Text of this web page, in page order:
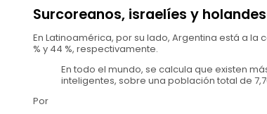
Surcoreanos, israelíes y
En Latinoamérica, por su lado, Argentina está a la
% y 44 %, respectivamente.
En todo el mundo, se calcula que existen
inteligentes, sobre una población total de
Por